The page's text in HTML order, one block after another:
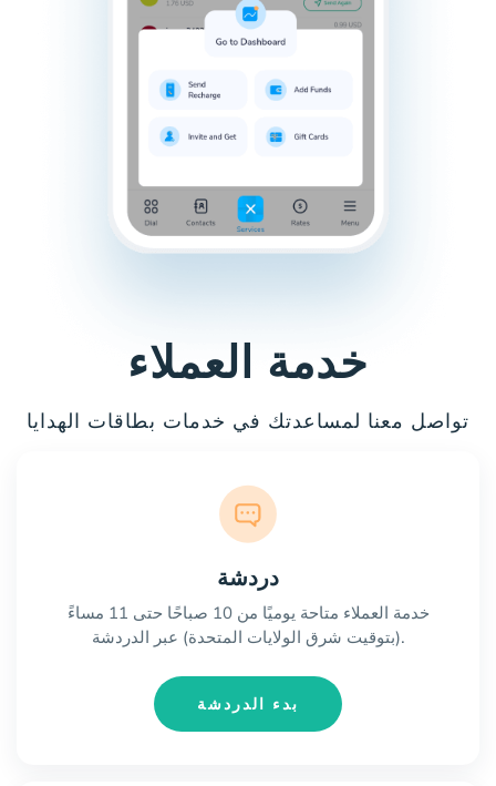
خدمة العملاء
تواصل معنا لمساعدتك في خدمات بطاقات الهدايا
دردشة
خدمة العملاء متاحة يوميًا من 10 صباحًا حتى 11 مساءً
(بتوقيت شرق الولايات المتحدة) عبر الدردشة.
بدء الدردشة